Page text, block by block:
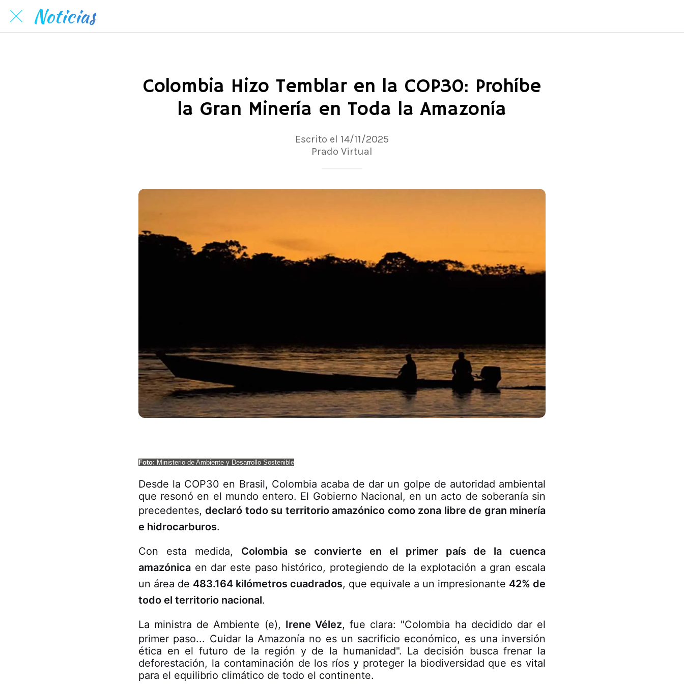
Noticias
Colombia Hizo Temblar en la COP30: Prohíbe
la Gran Minería en Toda la Amazonía
Escrito el 14/11/2025
Prado Virtual
Foto: Ministerio de Ambiente y Desarrollo Sostenible
Desde la COP30 en Brasil, Colombia acaba de dar un golpe de autoridad ambiental
que resonó en el mundo entero. El Gobierno Nacional, en un acto de soberanía sin
precedentes,declaró todo su territorio amazónico como zona libre de gran minería
e hidrocarburos.
Con esta medida, Colombia se convierte en el primer país de la cuenca
amazónica en dar este paso histórico, protegiendo de la explotación a gran escala
un área de 483.164 kilómetros cuadrados, que equivale a un impresionante 42% de
todo el territorio nacional.
La ministra de Ambiente (e), Irene Vélez, fue clara: "Colombia ha decidido dar el
primer paso... Cuidar la Amazonía no es un sacrificio económico, es una inversión
ética en el futuro de la región y de la humanidad". La decisión busca frenar la
deforestación, la contaminación de los ríos y proteger la biodiversidad que es vital
para el equilibrio climático de todo el continente.